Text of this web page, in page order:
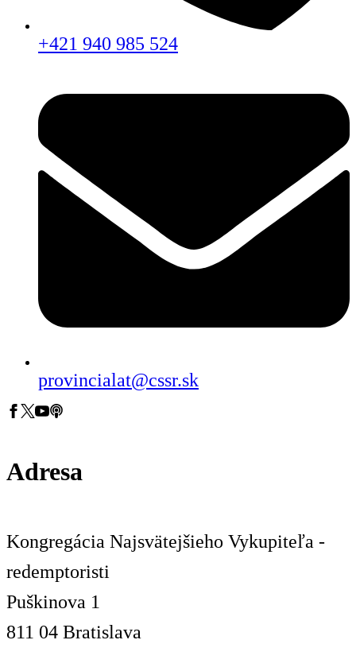
+421 940 985 524
provincialat@cssr.sk
Adresa
Kongregácia Najsvätejšieho Vykupiteľa -
redemptoristi
Puškinova 1
811 04 Bratislava